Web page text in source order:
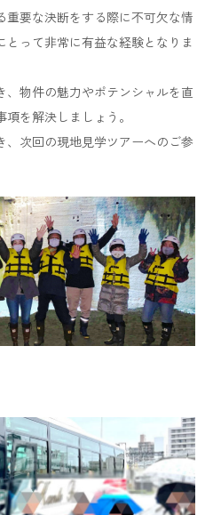
重要な決断をする際に不可欠な情
って非常に有益な経験となりま
、物件の魅力やポテンシャルを直
を解決しましょう。
、次回の現地見学ツアーへのご参